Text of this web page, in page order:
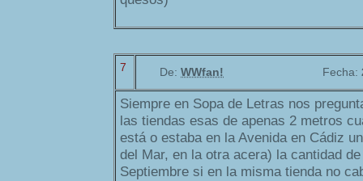
7 De: WWfan! Fecha:
Siempre en Sopa de Letras nos
las tiendas esas de apenas 2 metros
está o estaba en la Avenida en Cádiz
del Mar, en la otra acera) la cantidad
Septiembre si en la misma tienda no